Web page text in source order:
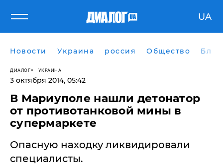
UA
Новости Украина россия Общество
ДИАЛОГ УКРАИНА
3 октября 2014, 05:42
В Мариуполе нашли детонатор
от противотанковой мины в
супермаркете
Опасную находку ликвидировали
специалисты.